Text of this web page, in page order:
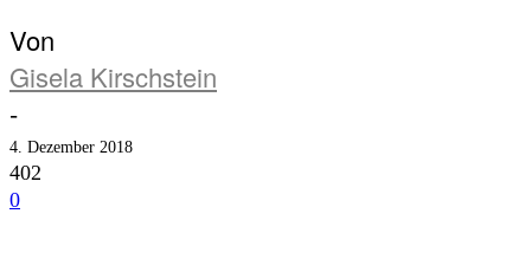
Von
Gisela Kirschstein
-
4. Dezember 2018
402
0